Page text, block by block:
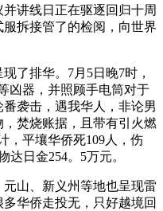
讲线日正在驱逐回归十周
拆接管了的检阅，向世界
排华。7月5日晚7时，
凶器，并照顾手电筒对于
袭击，遇我华人，非论男
焚烧账据，且带有引火燃
，平壤华侨死109人，伤
达日金254。5万元。
山、新义州等地也呈现雷
华侨走投无，只好越境回